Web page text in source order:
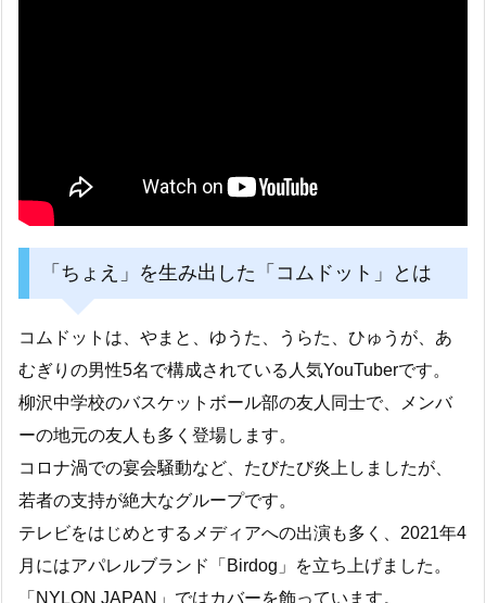
「ちょえ」を生み出した「コムドット」とは
コムドットは、やまと、ゆうた、うらた、ひゅうが、あ
むぎりの男性5名で構成されている人気YouTuberです。
柳沢中学校のバスケットボール部の友人同士で、メンバ
ーの地元の友人も多く登場します。
コロナ渦での宴会騒動など、たびたび炎上しましたが、
若者の支持が絶大なグループです。
テレビをはじめとするメディアへの出演も多く、2021年4
月にはアパレルブランド「Birdog」を立ち上げました。
「NYLON JAPAN」ではカバーを飾っています。